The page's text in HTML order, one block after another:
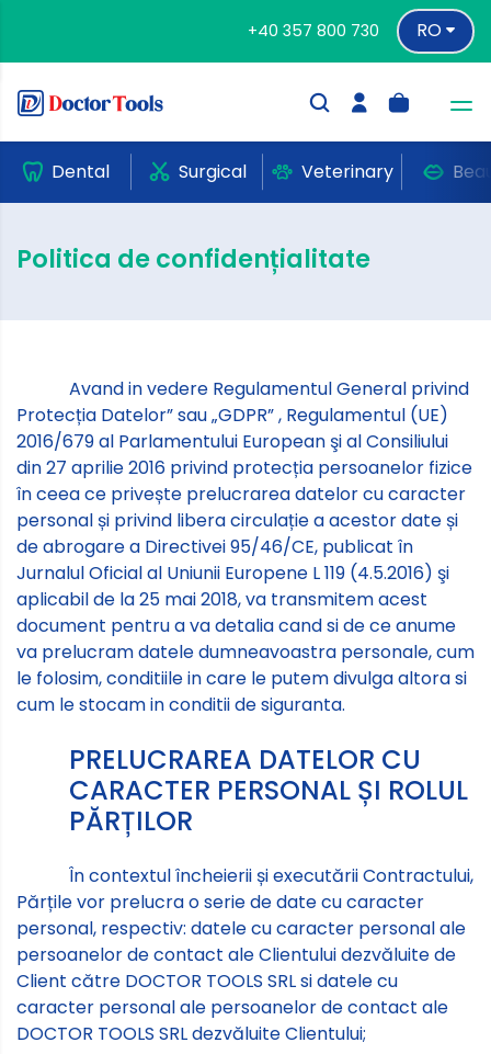
+40 357 800 730 RO
Dental Surgical Veterinary
Politica de confidențialitate
Avand in vedere Regulamentul General privind
Protecția Datelor” sau „GDPR” , Regulamentul (UE)
2016/679 al Parlamentului European şi al Consiliului
din 27 aprilie 2016 privind protecția persoanelor fizice
în ceea ce privește prelucrarea datelor cu caracter
personal și privind libera circulație a acestor date și
de abrogare a Directivei 95/46/CE, publicat în
Jurnalul Oficial al Uniunii Europene L 119 (4.5.2016) şi
aplicabil de la 25 mai 2018, va transmitem acest
document pentru a va detalia cand si de ce anume
va prelucram datele dumneavoastra personale, cum
le folosim, conditiile in care le putem divulga altora si
cum le stocam in conditii de siguranta.
PRELUCRAREA DATELOR CU
CARACTER PERSONAL ȘI ROLUL
PĂRȚILOR
În contextul încheierii și executării Contractului,
Părțile vor prelucra o serie de date cu caracter
personal, respectiv: datele cu caracter personal ale
persoanelor de contact ale Clientului dezvăluite de
Client către DOCTOR TOOLS SRL si datele cu
caracter personal ale persoanelor de contact ale
DOCTOR TOOLS SRL dezvăluite Clientului;